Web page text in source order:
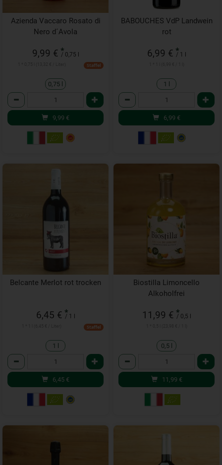
Azienda Vaccaro Rosato di
Nero d´Avola
9,99 € *
/ 0,75 l
Staffel
0,75 l
Anzahl
9,99 €
BABOUCHES VdP Landwein
rot
6,99 € *
/ 1 l
1 l
Anzahl
6,99 €
Belcante Merlot rot trocken
6,45 € *
/ 1 l
Staffel
1 l
Anzahl
6,45 €
Biostilla Limoncello
Alkoholfrei
11,99 € *
/ 0,5 l
0,5 l
Anzahl
11,99 €